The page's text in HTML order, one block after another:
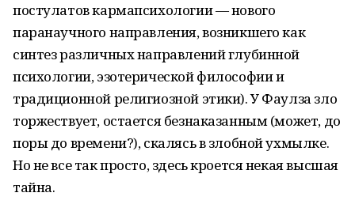
постулатов кармапсихологии — нового
паранаучного направления, возникшего как
синтез различных направлений глубинной
психологии, эзотерической философии и
традиционной религиозной этики). У Фаулза зло
торжествует, остается безнаказанным (может, до
поры до времени?), скалясь в злобной ухмылке.
Но не все так просто, здесь кроется некая высшая
тайна.